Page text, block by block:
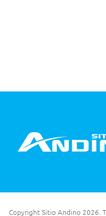
Copyright Sitio Andino 2026.